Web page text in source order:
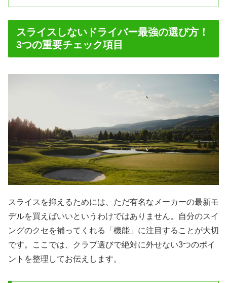
スライスしないドライバー最強の選び方！
3つの重要チェック項目
スライスを抑えるためには、ただ有名なメーカーの最新モ
デルを買えばいいというわけではありません。自分のスイ
ングのクセを補ってくれる「機能」に注目することが大切
です。ここでは、クラブ選びで絶対に外せない3つのポイ
ントを整理してお伝えします。